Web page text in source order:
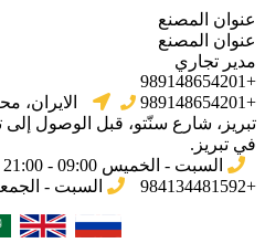
عنوان المصنع
عنوان المصنع
مدير تجاري
+989148654201
+989148654201
الایران،
تبریز، شارع سنّتو، قبل الوصول
في تبریز.
السبت - الخميس 09:00 - 21:00
+984134481592
السبت - الجمعة 09:00 -